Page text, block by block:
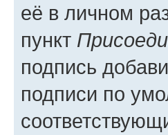
её в личном
пункт
подпись
подписи по